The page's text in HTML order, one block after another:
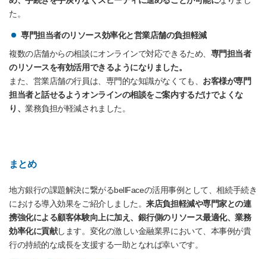
た。
専門担当者のリソース効率化と営業店舗の負担軽減
複数の店舗からの相談にオンラインで対応できるため、 専門担当者
のリソースを有効活用できるようになりました。
また、営業店舗の行員は、専門的な知識がなくても、 お客様が専門
担当者と話せるようオンラインの相談をご案内するだけでよくな
り、業務負担が軽減されました。
まとめ
地方銀行の課題解決に繋がるbellFaceの活用事例として、相続手続き
における導入効果をご紹介しました。来店負担軽減や専門家との連
携強化による顧客体験向上に加え、銀行側のリソース最適化、業務
効率化に貢献します。変化の激しい金融業界において、本事例が貴
行の持続的な成長を支援する一助となれば幸いです。